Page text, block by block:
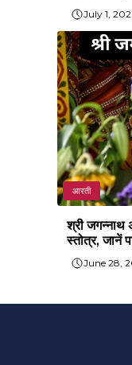
July 1,
आरती
श्री जगन्नाथ
स्तोत्र, जानें
June 28,